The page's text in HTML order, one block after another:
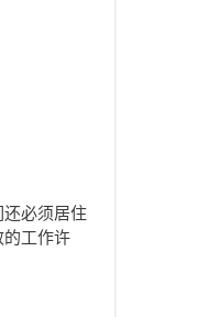
必须居住
工作许